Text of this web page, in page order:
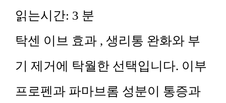
읽는시간: 3 분
탁센 이브 효과 , 생리통 완화와 부
기 제거에 탁월한 선택입니다. 이부
프로펜과 파마브롬 성분이 통증과